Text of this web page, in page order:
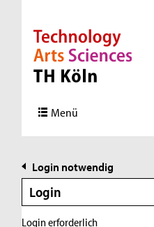
Direkt zur Hauptnavigation
Direkt zur Subnavigation
Direkt zum Inhalt
Direkt zum Fußbereich
Menü
Login notwendig
Login
Login erforderlich